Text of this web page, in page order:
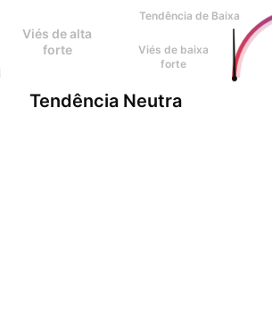
Viés de alta
forte
Tendência Neutra
Tendência de Baixa
Viés de baixa
forte